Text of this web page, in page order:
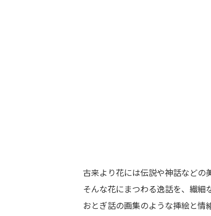
古来より花には伝説や神話などの
そんな花にまつわる逸話を、繊細
おとぎ話の画集のような挿絵と情